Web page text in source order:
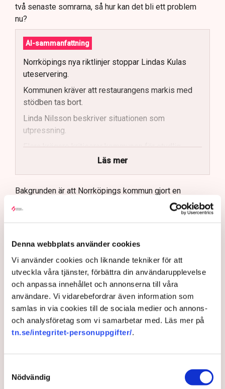
Denna webbplats använder cookies
Vi använder cookies och liknande tekniker för att
utveckla våra tjänster, förbättra din användarupplevelse
och anpassa innehållet och annonserna till våra
användare. Vi vidarebefordrar även information som
samlas in via cookies till de sociala medier och annons-
och analysföretag som vi samarbetar med. Läs mer på
tn.se/integritet-personuppgifter/.
Nödvändig
två senaste somrarna, så hur kan det bli ett problem
nu?
AI-sammanfattning
Norrköpings nya riktlinjer stoppar Lindas Kulas
uteservering.
Kommunen kräver att restaurangens markis med
stödben tas bort.
Linda Nilsson beskriver situationen som
utpressning.
Flera krögare kritiserar kommunen för otydlig
Kommunen vill skapa enhetliga regler för
uteserveringar.
Läs mer
Bakgrunden är att Norrköpings kommun gjort en
översyn och revidering av de regler som gäller för
stadens uteserveringar. Ambitionen är att tillstånden
– Tidigare har det varit ett problem i Norrköping med en
godtycklighet kring den här branschen, där kommunen
tillåtit vissa krögare att göra saker som andra inte fått
göra utan att kunna motivera det på ett rimligt sätt,
säger Johan Gustafsson, Svenskt Näringslivs
regionchef i Östergötland.
Upprörda företagare
kallas allmän platsmark ändras till att bli så kallad
och kan bara upplåtas för annan verksamhet, till